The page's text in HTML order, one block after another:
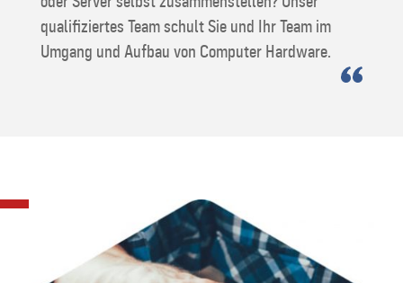
qualifiziertes Team schult Sie und Ihr Team im
Umgang und Aufbau von Computer Hardware.